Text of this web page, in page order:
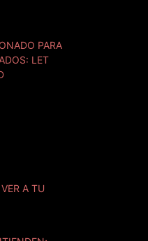
PARA
LET
A TU